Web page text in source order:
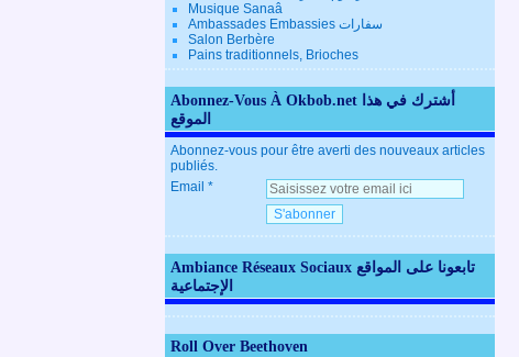
Musique Sanaâ
Ambassades Embassies سفارات
Salon Berbère
Pains traditionnels, Brioches
Abonnez-Vous À Okbob.net أشترك في هذا
الموقع
Abonnez-vous pour être averti des nouveaux articles
publiés.
Email
Ambiance Réseaux Sociaux تابعونا على المواقع
الإجتماعية
Roll Over Beethoven